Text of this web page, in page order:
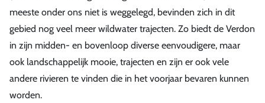
meeste onder ons niet is weggelegd, bevinden zich in dit
gebied nog veel meer wildwater trajecten. Zo biedt de Verdon
in zijn midden- en bovenloop diverse eenvoudigere, maar
ook landschappelijk mooie, trajecten en zijn er ook vele
andere rivieren te vinden die in het voorjaar bevaren kunnen
worden.